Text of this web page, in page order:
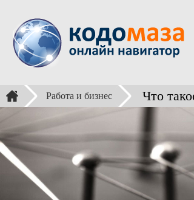
Работа и бизнес Что